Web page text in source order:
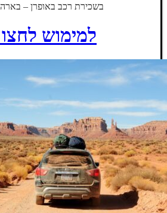
בשכירת רכב באופרן –
למימוש